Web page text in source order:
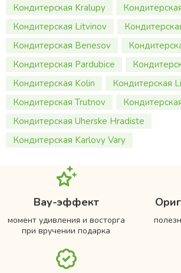
Кондитерская Kralupy
Кондитерская Litvinov
Кондитерская Benesov
Кондитерская Pardubice
Кондитерская Kolin
Кондитерская
Кондитерская Trutnov
Кондитерская Uherske Hradiste
Кондитерская Karlovy Vary
Вау-эффект
момент удивления и восторга
при вручении подарка